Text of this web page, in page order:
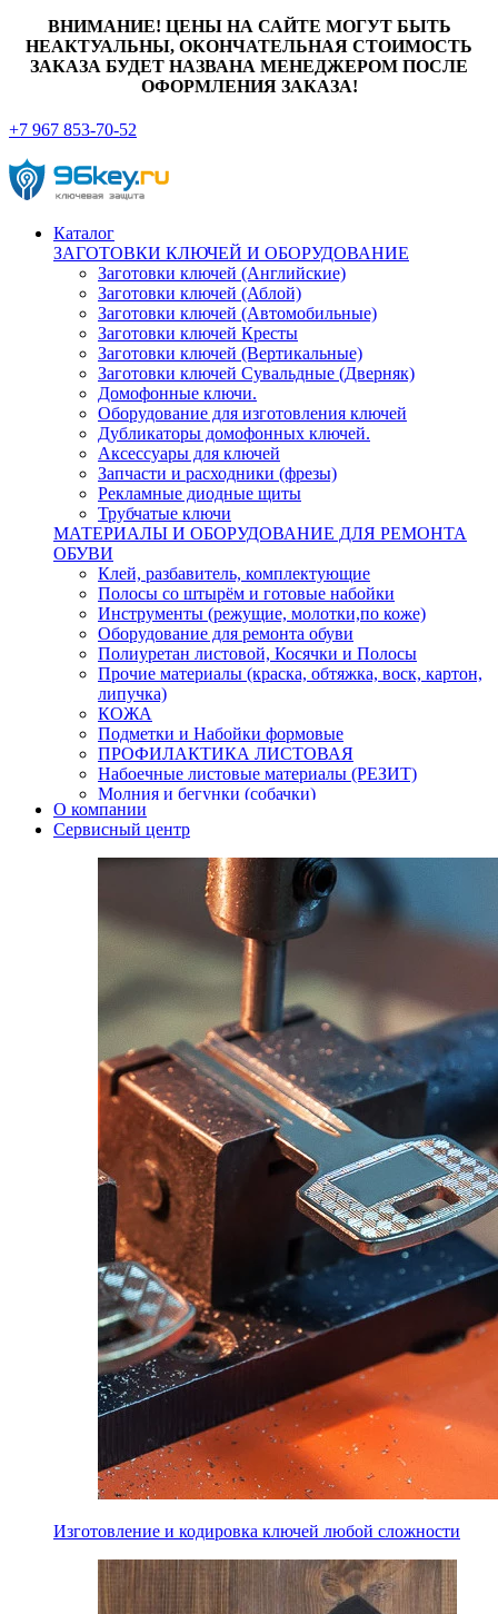
ВНИМАНИЕ! ЦЕНЫ НА САЙТЕ МОГУТ БЫТЬ
НЕАКТУАЛЬНЫ, ОКОНЧАТЕЛЬНАЯ СТОИМОСТЬ
ЗАКАЗА БУДЕТ НАЗВАНА МЕНЕДЖЕРОМ ПОСЛЕ
ОФОРМЛЕНИЯ ЗАКАЗА!
+7 967 853-70-52
Каталог
ЗАГОТОВКИ КЛЮЧЕЙ И ОБОРУДОВАНИЕ
Заготовки ключей (Английские)
Заготовки ключей (Аблой)
Заготовки ключей (Автомобильные)
Заготовки ключей Кресты
Заготовки ключей (Вертикальные)
Заготовки ключей Сувальдные (Дверняк)
Домофонные ключи.
Оборудование для изготовления ключей
Дубликаторы домофонных ключей.
Аксессуары для ключей
Запчасти и расходники (фрезы)
Рекламные диодные щиты
Трубчатые ключи
МАТЕРИАЛЫ И ОБОРУДОВАНИЕ ДЛЯ РЕМОНТА
ОБУВИ
Клей, разбавитель, комплектующие
Полосы со штырём и готовые набойки
Инструменты (режущие, молотки,по коже)
Оборудование для ремонта обуви
Полиуретан листовой, Косячки и Полосы
Прочие материалы (краска, обтяжка, воск, картон,
липучка)
КОЖА
Подметки и Набойки формовые
ПРОФИЛАКТИКА ЛИСТОВАЯ
Набоечные листовые материалы (РЕЗИТ)
Молния и бегунки (собачки)
Нитки,иглы-шило,крючки.
Уход и косметика для обуви
Кнопки (магнитые,кобурные)
Пряжки для ремня
О компании
Сервисный центр
Изготовление и кодировка ключей любой сложности